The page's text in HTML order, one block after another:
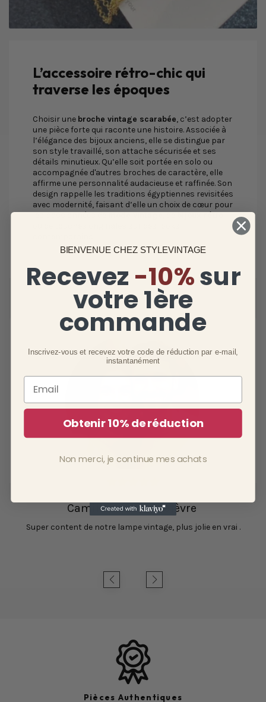
L’accessoire rétro-chic qui
traverse les époques
Choisir une broche vintage scarabée, c’est adopter
une pièce forte qui raconte une histoire. Associée à
l’élégance des bijoux anciens, elle se distingue par
son style travaillé, son attache sécurisée et ses
détails minutieux. Qu’elle soit portée en solo ou
accompagnée d'autres broches de caractère, elle
affirme une personnalité audacieuse et raffinée. Son
design rappelle les traditions égyptiennes revisitées
avec modernité, faisant d’elle un choix de cœur pour
les passionnées demode vintage, debijoux rétro
Camille et David Lefèvre
Super content de notre lampe vintage, plus jolie en vrai .
Pièces Authentiques
BIENVENUE CHEZ STYLEVINTAGE
Recevez -10%sur
votre 1ère
commande
Inscrivez-vous et recevez votre code de réduction par e-mail,
instantanément
Obtenir 10% de réduction
Non merci, je continue mes achats